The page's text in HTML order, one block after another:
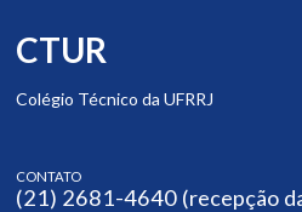
CTUR
Colégio Técnico da UFRRJ
CONTATO
(21) 2681-4640 (recepção